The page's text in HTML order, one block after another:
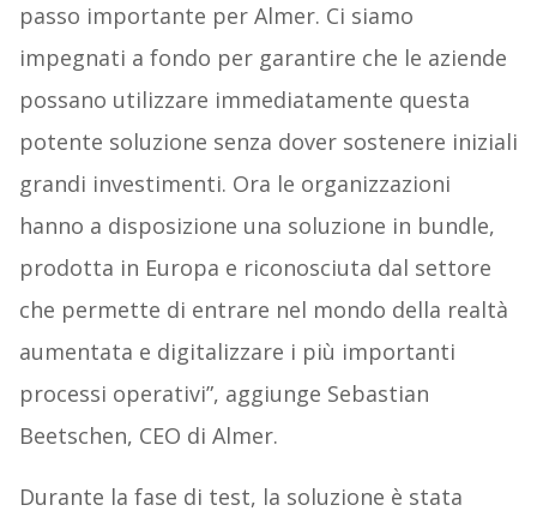
passo importante per Almer. Ci siamo
impegnati a fondo per garantire che le aziende
possano utilizzare immediatamente questa
potente soluzione senza dover sostenere iniziali
grandi investimenti. Ora le organizzazioni
hanno a disposizione una soluzione in bundle,
prodotta in Europa e riconosciuta dal settore
che permette di entrare nel mondo della realtà
aumentata e digitalizzare i più importanti
processi operativi”, aggiunge Sebastian
Beetschen, CEO di Almer.
Durante la fase di test, la soluzione è stata